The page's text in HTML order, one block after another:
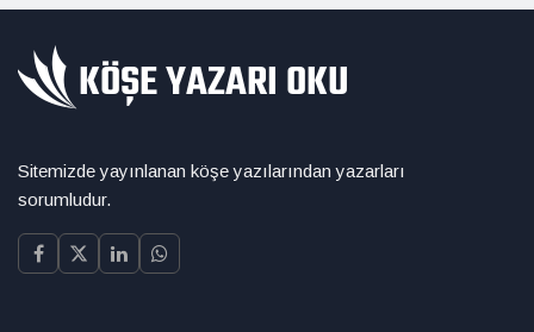
Sitemizde yayınlanan köşe yazılarından yazarları
sorumludur.